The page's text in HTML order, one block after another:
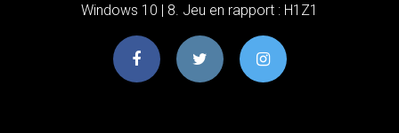
Windows 10 | 8. Jeu en rapport : H1Z1